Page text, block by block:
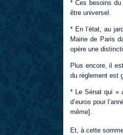
* Ces besoins du
être universel.
* En l’état, au
Mairie de Paris
opère une
Plus encore, il
du règlement est
* Le Sénat qui «
d’euros pour
même].
Et, à cette